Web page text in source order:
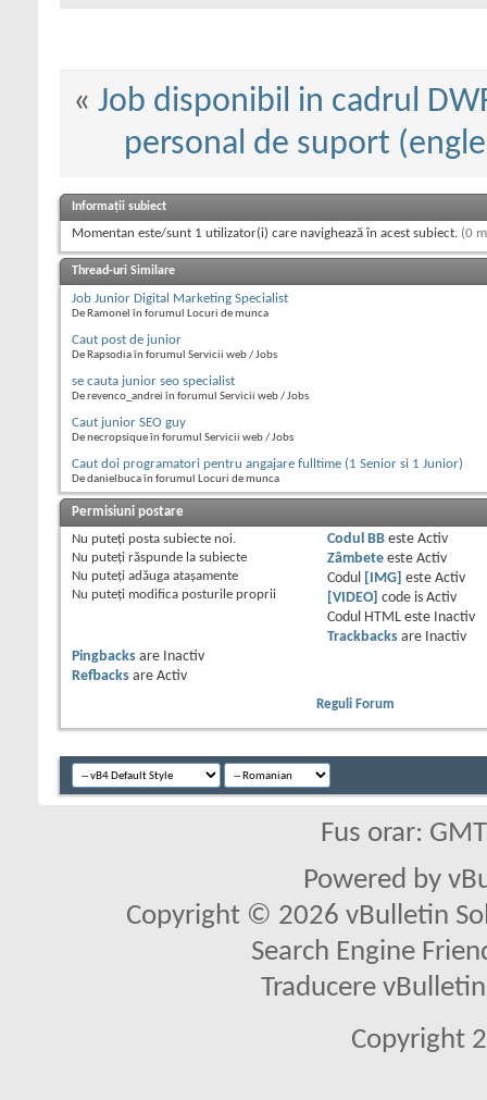
« Job disponibil in cadrul
personal de suport
Informații subiect
Momentan este/sunt 1 utilizator(i) care navighează în acest subiect. (0
Thread-uri Similare
Job Junior Digital Marketing Specialist
De Ramonel în forumul Locuri de munca
Caut post de junior
De Rapsodia în forumul Servicii web / Jobs
se cauta junior seo specialist
De revenco_andrei în forumul Servicii web / Jobs
Caut junior SEO guy
De necropsique în forumul Servicii web / Jobs
Caut doi programatori pentru angajare fulltime (1 Senior si 1 Junior)
De danielbuca în forumul Locuri de munca
Permisiuni postare
Nu puteţi posta subiecte noi.
Nu puteţi răspunde la subiecte
Nu puteţi adăuga ataşamente
Nu puteţi modifica posturile proprii
Codul BBeste Activ
Zâmbeteeste Activ
Codul
[IMG] este Activ
[VIDEO]
code is Activ
Codul HTML este
Inactiv
Trackbacksare
Inactiv
Pingbacks are
Inactiv
Refbacks are Activ
Reguli Forum
Fus orar:
Powered by
Copyright © 2026 vBulletin
Search Engine
Traducere
Copyright